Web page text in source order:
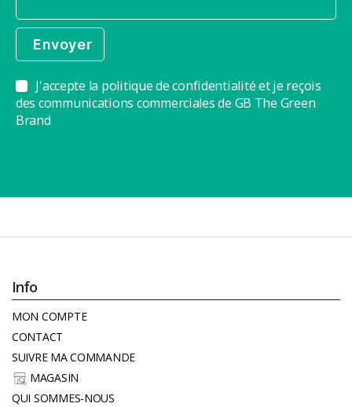
J'accepte la politique de confidentialité et je reçois
des communications commerciales de GB The Green
Brand
Info
MON COMPTE
CONTACT
SUIVRE MA COMMANDE
MAGASIN
QUI SOMMES-NOUS